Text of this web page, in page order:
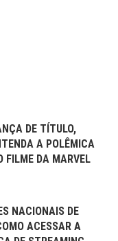
DE TÍTULO,
A POLÊMICA
FILME DA MARVEL
NACIONAIS DE
ACESSAR A